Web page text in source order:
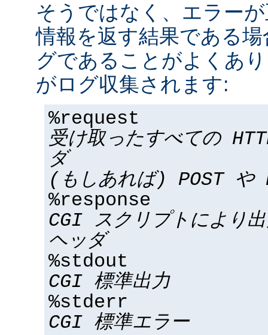
そうではなく、エラー
情報を返す結果である
グであることがよくあ
がログ収集されます:
%request
受け取ったすべての
ダ
(もしあれば) POST や
%response
CGI スクリプトにより
ヘッダ
%stdout
CGI 標準出力
%stderr
CGI 標準エラー